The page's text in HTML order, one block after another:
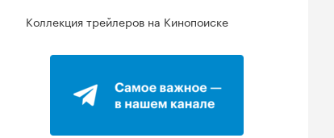
Коллекция трейлеров на Кинопоиске